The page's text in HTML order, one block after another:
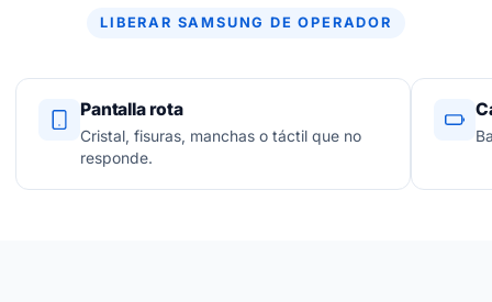
LIBERAR SAMSUNG DE OPERADOR
Pantalla rota
Cristal, fisuras, manchas o táctil que no
responde.